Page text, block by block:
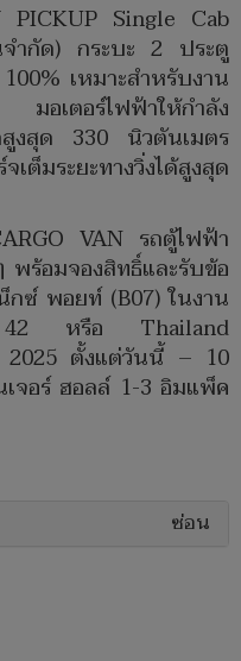
PICKUP Single Cab
ำกัด) กระบะ 2 ประตู
เหมาะสำหรับงาน
อเตอร์ไฟฟ้าให้กำลัง
งสุด 330 นิวตันเมตร
ต็มระยะทางวิ่งได้สูงสุด
VAN รถตู้ไฟฟ้า
ร้อมจองสิทธิ์และรับข้อ
ซ์ พอยท์ (B07) ในงาน
หรือ Thailand
ตั้งแต่วันนี้ – 10
จอร์ ฮอลล์ 1-3 อิมแพ็ค
ซ่อน